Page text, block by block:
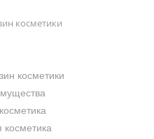
косметики
косметики
косметика